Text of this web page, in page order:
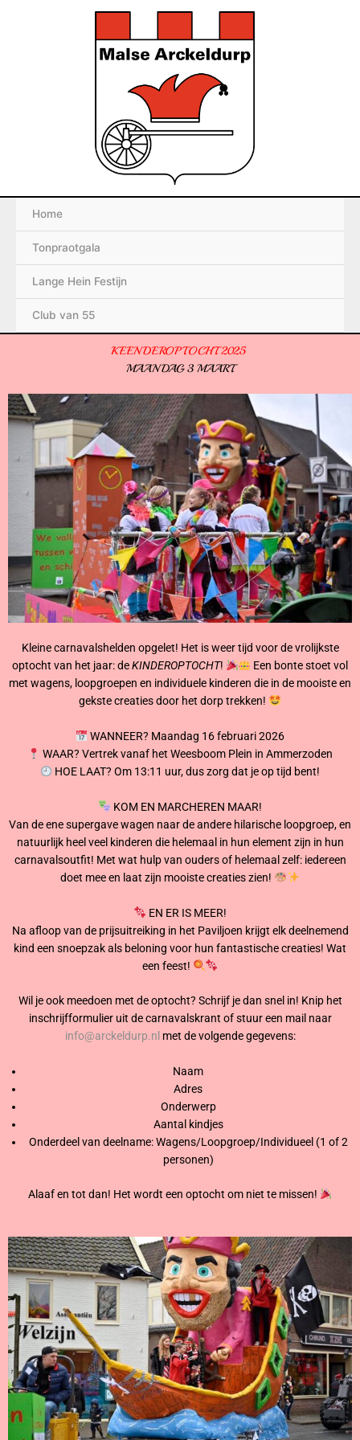
Home
Tonpraotgala
Lange Hein Festijn
Club van 55
KEENDEROPTOCHT 2025
MAANDAG 3 MAART
Kleine carnavalshelden opgelet! Het is weer tijd voor de vrolijkste
optocht van het jaar: deKINDEROPTOCHT!
Een bonte stoet vol
met wagens, loopgroepen en individuele kinderen die in de mooiste en
gekste creaties door het dorp trekken!
WANNEER? Maandag 16 februari 2026
WAAR? Vertrek vanaf het Weesboom Plein in Ammerzoden
HOE LAAT? Om 13:11 uur, dus zorg dat je op tijd bent!
KOM EN MARCHEREN MAAR!
Van de ene supergave wagen naar de andere hilarische loopgroep, en
natuurlijk heel veel kinderen die helemaal in hun element zijn in hun
carnavalsoutfit! Met wat hulp van ouders of helemaal zelf: iedereen
doet mee en laat zijn mooiste creaties zien!
EN ER IS MEER!
Na afloop van de prijsuitreiking in het Paviljoen krijgt elk deelnemend
kind een snoepzak als beloning voor hun fantastische creaties! Wat
een feest!
Wil je ook meedoen met de optocht? Schrijf je dan snel in! Knip het
inschrijfformulier uit de carnavalskrant of stuur een mail naar
info@arckeldurp.nl met de volgende gegevens:
Naam
Adres
Onderwerp
Aantal kindjes
Onderdeel van deelname: Wagens/Loopgroep/Individueel (1 of 2
personen)
Alaaf en tot dan! Het wordt een optocht om niet te missen!